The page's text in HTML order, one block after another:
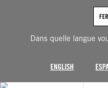
Dans quelle langue
ENGLISH